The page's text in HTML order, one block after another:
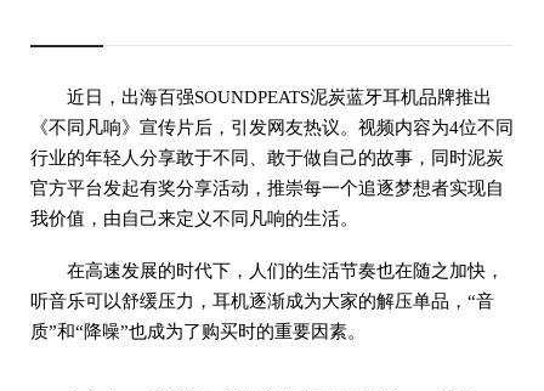
近日，出海百强SOUNDPEATS泥炭蓝牙耳机品牌推出
《不同凡响》宣传片后，引发网友热议。视频内容为4位不同
行业的年轻人分享敢于不同、敢于做自己的故事，同时泥炭
官方平台发起有奖分享活动，推崇每一个追逐梦想者实现自
我价值，由自己来定义不同凡响的生活。
在高速发展的时代下，人们的生活节奏也在随之加快，
听音乐可以舒缓压力，耳机逐渐成为大家的解压单品，“音
质”和“降噪”也成为了购买时的重要因素。